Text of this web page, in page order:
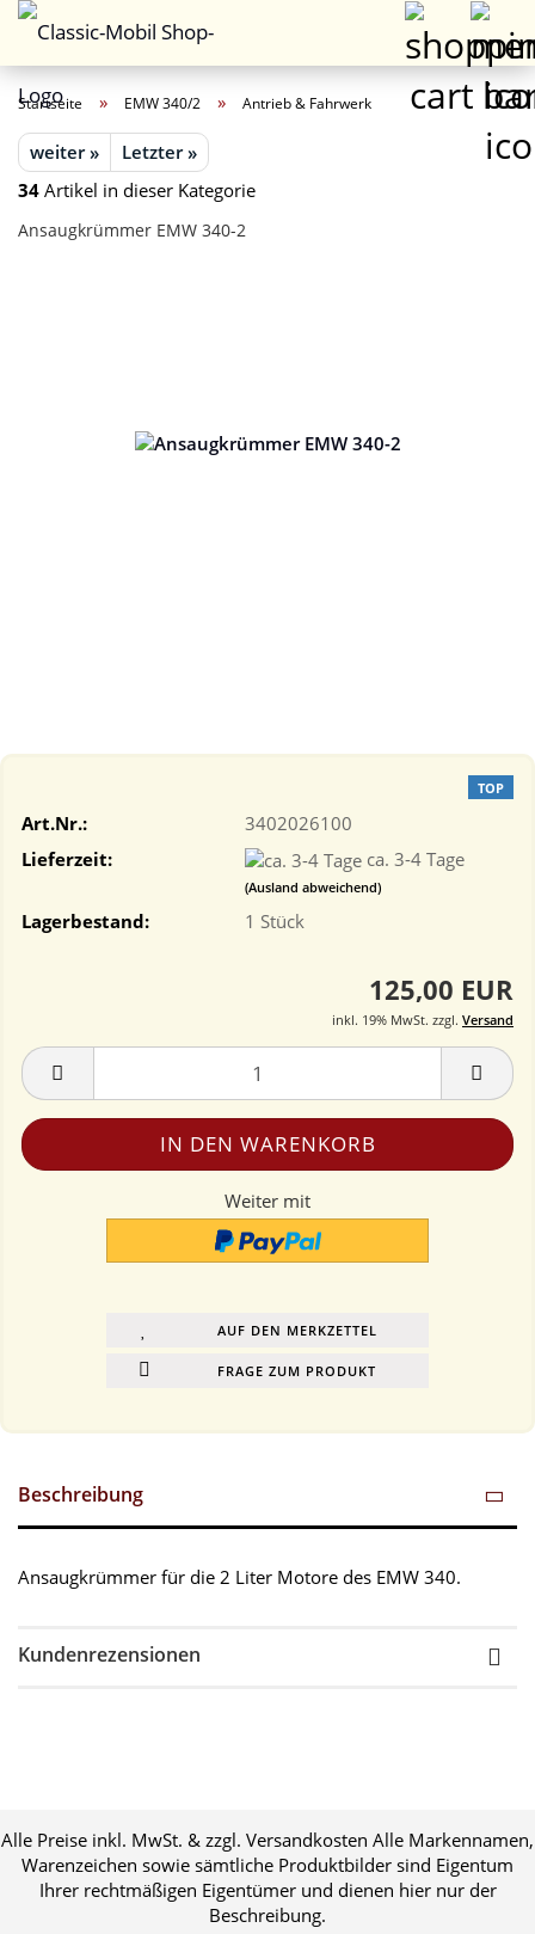
Startseite » EMW 340/2 » Antrieb & Fahrwerk
weiter »
Letzter »
34 Artikel in dieser Kategorie
Ansaugkrümmer EMW 340-2
TOP
Art.Nr.:
3402026100
Lieferzeit:
ca. 3-4 Tage
(Ausland abweichend)
Lagerbestand: 1 Stück
125,00 EUR
inkl. 19% MwSt. zzgl. Versand
Weiter mit
AUF DEN MERKZETTEL
FRAGE ZUM PRODUKT
Beschreibung
Ansaugkrümmer für die 2 Liter Motore des EMW 340.
Kundenrezensionen
Alle Preise inkl. MwSt. & zzgl. Versandkosten Alle Markennamen,
Warenzeichen sowie sämtliche Produktbilder sind Eigentum
Ihrer rechtmäßigen Eigentümer und dienen hier nur der
Beschreibung.